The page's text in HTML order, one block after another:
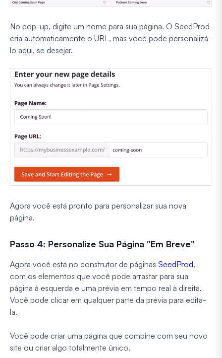
No pop-up, digite um nome para sua página. O SeedProd
cria automaticamente o URL, mas você pode personalizá-
lo aqui, se desejar.
Agora você está pronto para personalizar sua nova
página.
Passo 4: Personalize Sua Página "Em Breve"
Agora você está no construtor de páginas SeedProd,
com os elementos que você pode arrastar para sua
página à esquerda e uma prévia em tempo real à direita.
Você pode clicar em qualquer parte da prévia para editá-
la.
Você pode criar uma página que combine com seu novo
site ou criar algo totalmente único.